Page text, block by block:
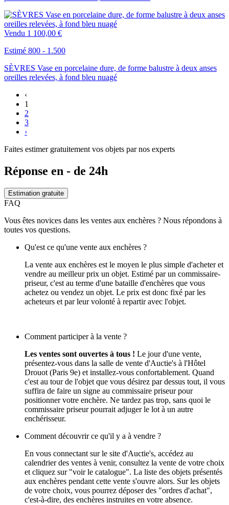
Vendu 1 100,00 €
Estimé 800 - 1.500
SÈVRES Vase en porcelaine dure, de forme balustre à deux anses
oreilles relevées, à fond bleu nuagé
‹
1
2
3
›
Faites estimer gratuitement vos objets par nos experts
Réponse en - de 24h
Estimation gratuite
FAQ
Vous êtes novices dans les ventes aux enchères ? Nous répondons à
toutes vos questions.
Qu'est ce qu'une vente aux enchères ?
La vente aux enchères est le moyen le plus simple d'acheter et
vendre au meilleur prix un objet. Estimé par un commissaire-
priseur, c'est au terme d'une bataille d'enchères que vous
achetez ou vendez un objet. Le prix est donc fixé par les
acheteurs et par leur volonté à repartir avec l'objet.
Comment participer à la vente ?
Les ventes sont ouvertes à tous ! Le jour d'une vente,
présentez-vous dans la salle de vente d'Auctie's à l'Hôtel
Drouot (Paris 9e) et installez-vous confortablement. Quand
c'est au tour de l'objet que vous désirez par dessus tout, il vous
suffira de faire un signe au commissaire priseur pour
positionner votre enchère. Ne tardez pas trop, sans quoi le
commissaire priseur pourrait adjuger le lot à un autre
enchérisseur.
Comment découvrir ce qu'il y a à vendre ?
En vous connectant sur le site d'Auctie's, accédez au
calendrier des ventes à venir, consultez la vente de votre choix
et cliquez sur "voir le catalogue". La liste des objets présentés
aux enchères pendant cette vente s'ouvre alors. Sur les objets
de votre choix, vous pourrez déposer des "ordres d'achat",
c'est-à-dire, des enchères instruites en votre absence.